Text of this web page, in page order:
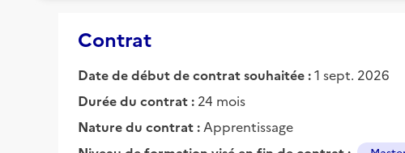
Contrat
Date de début de contrat souhaitée :1 sept. 2026
Durée du contrat : 24 mois
Nature du contrat : Apprentissage